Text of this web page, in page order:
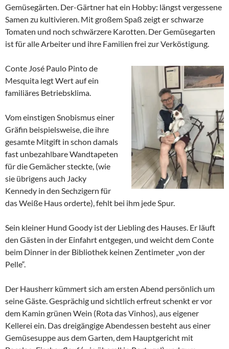
Gemüsegärten. Der-Gärtner hat ein Hobby: längst vergessene
Samen zu kultivieren. Mit großem Spaß zeigt er schwarze
Tomaten und noch schwärzere Karotten. Der Gemüsegarten
ist für alle Arbeiter und ihre Familien frei zur Verköstigung.
Conte José Paulo Pinto de
Mesquita legt Wert auf ein
familiäres Betriebsklima.
Vom einstigen Snobismus einer
Gräfin beispielsweise, die ihre
gesamte Mitgift in schon damals
fast unbezahlbare Wandtapeten
für die Gemächer steckte, (wie
sie übrigens auch Jacky
Kennedy in den Sechzigern für
das Weiße Haus orderte), fehlt bei ihm jede Spur.
Sein kleiner Hund Goody ist der Liebling des Hauses. Er läuft
den Gästen in der Einfahrt entgegen, und weicht dem Conte
beim Dinner in der Bibliothek keinen Zentimeter „von der
Pelle“.
Der Hausherr kümmert sich am ersten Abend persönlich um
seine Gäste. Gesprächig und sichtlich erfreut schenkt er vor
dem Kamin grünen Wein (Rota das Vinhos), aus eigener
Kellerei ein. Das dreigängige Abendessen besteht aus einer
Gemüsesuppe aus dem Garten, dem Hauptgericht mit